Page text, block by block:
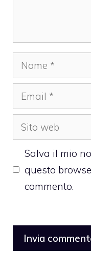
Nome
Email
Sito
web
Salva il mio
questo
commento.